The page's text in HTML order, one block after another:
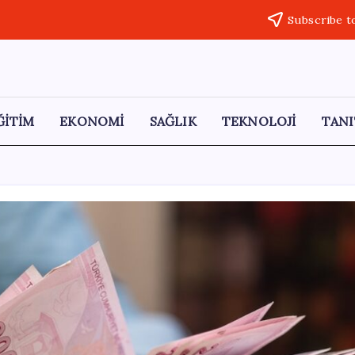
Subscribe
EKONOMİ SAĞLIK TEKNOLOJİ